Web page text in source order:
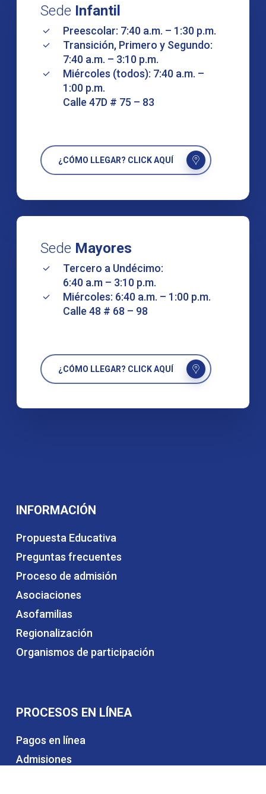
Sede Infantil
Preescolar: 7:40 a.m. – 1:30 p.m.
Transición, Primero y Segundo:
7:40 a.m. – 3:10 p.m.
Miércoles (todos): 7:40 a.m. –
1:00 p.m.
Calle 47D # 75 – 83
¿CÓMO LLEGAR? CLICK AQUÍ
Sede Mayores
Tercero a Undécimo:
6:40 a.m – 3:10 p.m.
Miércoles: 6:40 a.m. – 1:00 p.m.
Calle 48 # 68 – 98
¿CÓMO LLEGAR? CLICK AQUÍ
INFORMACIÓN
Propuesta Educativa
Preguntas frecuentes
Proceso de admisión
Asociaciones
Asofamilias
Regionalización
Organismos de participación
PROCESOS EN LÍNEA
Pagos en línea
Admisiones